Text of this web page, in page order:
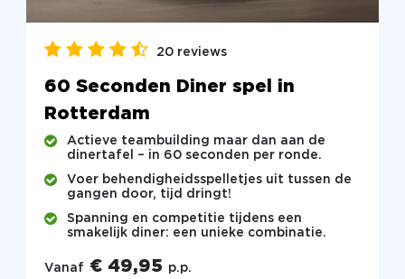
20 reviews
60 Seconden Diner spel in
Rotterdam
Actieve teambuilding maar dan aan de
dinertafel – in 60 seconden per ronde.
Voer behendigheidsspelletjes uit tussen de
gangen door, tijd dringt!
Spanning en competitie tijdens een
smakelijk diner: een unieke combinatie.
Vanaf € 49,95 p.p.